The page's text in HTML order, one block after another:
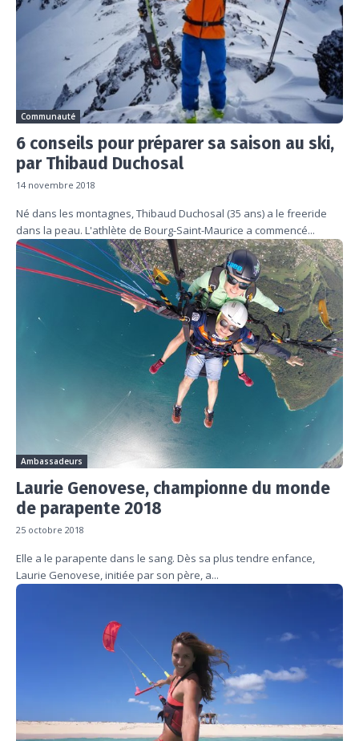
Communauté
6 conseils pour préparer sa saison au ski,
par Thibaud Duchosal
14 novembre 2018
Né dans les montagnes, Thibaud Duchosal (35 ans) a le freeride
dans la peau. L'athlète de Bourg-Saint-Maurice a commencé...
Ambassadeurs
Laurie Genovese, championne du monde
de parapente 2018
25 octobre 2018
Elle a le parapente dans le sang. Dès sa plus tendre enfance,
Laurie Genovese, initiée par son père, a...